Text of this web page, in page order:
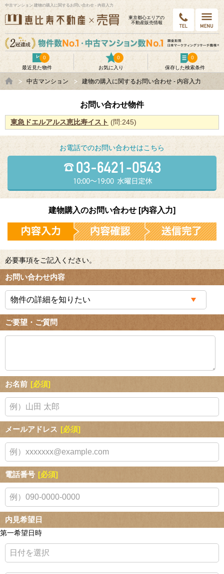
中古マンション 建物の購入に関するお問い合わせ - 内容入力
東京都⼼エリアの
不動産販売情報
最近見た物件
0
お気に入り
0
保存した検索条件
0
中古マンション 建物の購入に関するお問い合わせ - 内容入力
お問い合わせ物件
東急ドエルアルス恵比寿イスト (問:245)
お電話でのお問い合わせはこちら
建物購入のお問い合わせ [内容入力]
必要事項をご記入ください。
お問い合わせ内容
ご要望・ご質問
お名前 [必須]
メールアドレス [必須]
電話番号 [必須]
内見希望日
第一希望日時